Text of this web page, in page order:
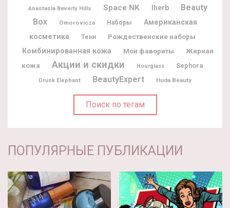
Anastasia Beverly Hills Space NK Iherb
Beauty
Box
Omorovicza Наборы
Американская
косметика
Тени
Рождественские наборы
Комбинированная кожа
Мои фавориты
Жирная
кожа
Акции и скидки Hourglass Sephora
Drunk Elephant BeautyExpert Huda Beauty
Поиск по тегам
ПОПУЛЯРНЫЕ ПУБЛИКАЦИИ